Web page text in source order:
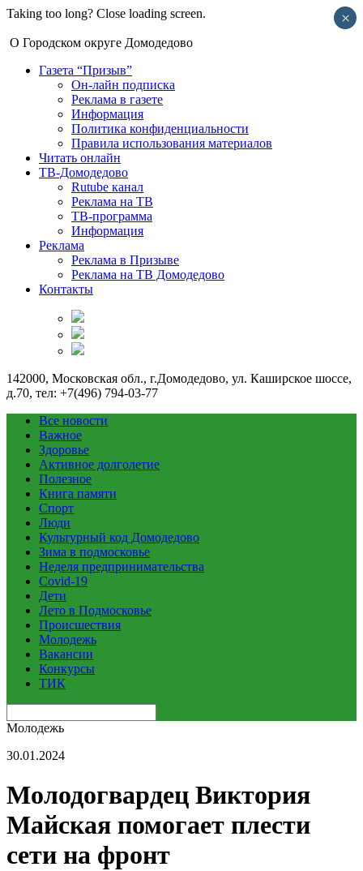
Taking too long? Close loading screen.
О Городском округе Домодедово
Газета “Призыв”
Он-лайн подписка
Реклама в газете
Информация
Политика конфиденциальности
Правила использования материалов
Читать онлайн
ТВ-Домодедово
Rutube канал
Реклама на ТВ
ТВ-программа
Информация
Реклама
Реклама в Призыве
Реклама на ТВ Домодедово
Контакты
142000, Московская обл., г.Домодедово, ул. Каширское шоссе,
д.70, тел: +7(496) 794-03-77
Все новости
Важное
Здоровье
Активное долголетие
Полезное
Книга памяти
Спорт
Люди
Культурный код Домодедово
Зима в подмосковье
Неделя предпринимательства
Covid-19
Дети
Лето в Подмосковье
Происшествия
Молодежь
Вакансии
Конкурсы
ТИК
Молодежь
30.01.2024
Молодогвардец Виктория
Майская помогает плести
сети на фронт
×